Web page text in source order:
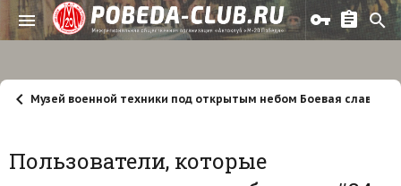
Музей военной техники под открытым небом Боевая слава
Пользователи, которые